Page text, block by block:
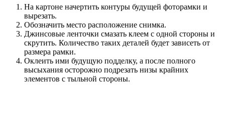
На картоне начертить контуры будущей фоторамки и
вырезать.
Обозначить место расположение снимка.
Джинсовые ленточки смазать клеем с одной стороны и
скрутить. Количество таких деталей будет зависеть от
размера рамки.
Оклеить ими будущую подделку, а после полного
высыхания осторожно подрезать низы крайних
элементов с тыльной стороны.